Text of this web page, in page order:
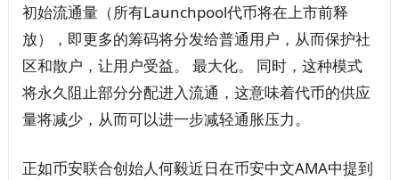
初始流通量（所有Launchpool代币将在上市前释
放），即更多的筹码将分发给普通用户，从而保护社
区和散户，让用户受益。 最大化。 同时，这种模式
将永久阻止部分分配进入流通，这意味着代币的供应
量将减少，从而可以进一步减轻通胀压力。
正如币安联合创始人何毅近日在币安中文AMA中提到